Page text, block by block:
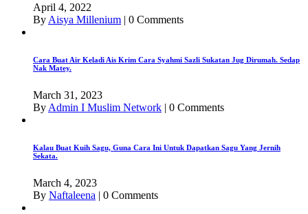
April 4, 2022
By Aisya Millenium | 0 Comments
Cara Buat Air Keladi Ais Krim Cara Syahmi Sazli Sukatan Jug Dirumah. Sedap
Nak Matey.
March 31, 2023
By Admin I Muslim Network | 0 Comments
Kalau Buat Kuih Sagu, Guna Cara Ini Untuk Dapatkan Sagu Yang Jernih
Sekata.
March 4, 2023
By Naftaleena | 0 Comments